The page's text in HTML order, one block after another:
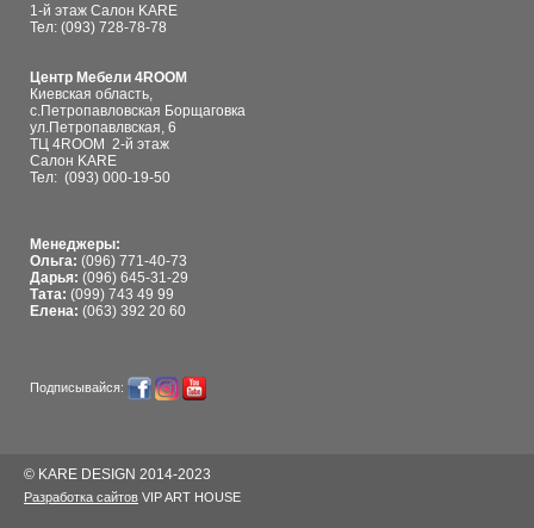
1-й этаж Салон KARE
Тел: (093) 728-78-78
Центр Мебели 4ROOM
Киевская область,
с.Петропавловская Борщаговка
ул.Петропавлвская, 6
ТЦ 4ROOM 2-й этаж
Салон KARE
Тел: (093) 000-19-50
Менеджеры:
Ольга: (096) 771-40-73
Дарья: (096) 645-31-29
Тата: (099) 743 49 99
Елена: (063) 392 20 60
Подписывайся:
© KARE DESIGN 2014-2023
Разработка сайтов VIP ART HOUSE